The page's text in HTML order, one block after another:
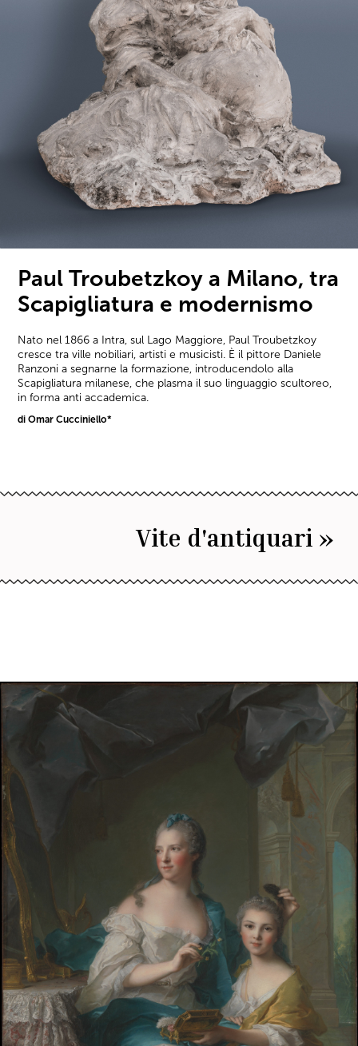
Paul Troubetzkoy a Milano, tra
Scapigliatura e modernismo
Nato nel 1866 a Intra, sul Lago Maggiore, Paul Troubetzkoy
cresce tra ville nobiliari, artisti e musicisti. È il pittore Daniele
Ranzoni a segnarne la formazione, introducendolo alla
Scapigliatura milanese, che plasma il suo linguaggio scultoreo,
in forma anti accademica.
di Omar Cucciniello*
Vite d'antiquari »